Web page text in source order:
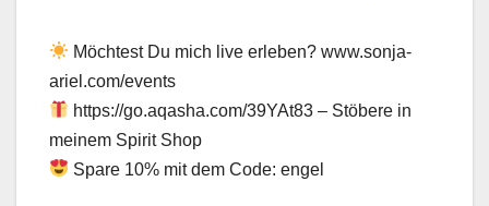
Möchtest Du mich live erleben? www.sonja-
ariel.com/events
https://go.aqasha.com/39YAt83 – Stöbere in
meinem Spirit Shop
Spare 10% mit dem Code: engel